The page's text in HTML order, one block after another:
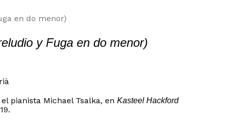
en do menor)
y Fuga en do menor)
pianista Michael Tsalka, en Kasteel Hackford